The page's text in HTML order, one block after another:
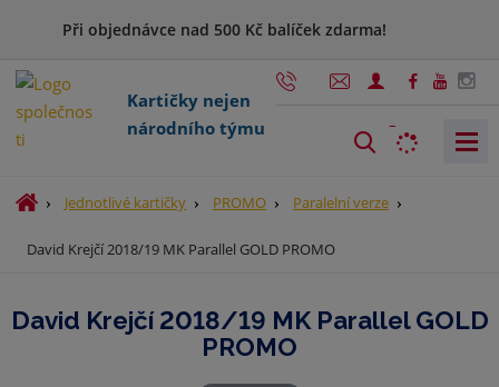
Při objednávce nad 500 Kč balíček zdarma!
Kartičky nejen
národního týmu
h
a
t
Ú
o
í
Jednotlivé kartičky PROMO Paralelní verze
David Krejčí 2018/19 MK Parallel GOLD PROMO
David Krejčí 2018/19 MK Parallel GOLD
PROMO